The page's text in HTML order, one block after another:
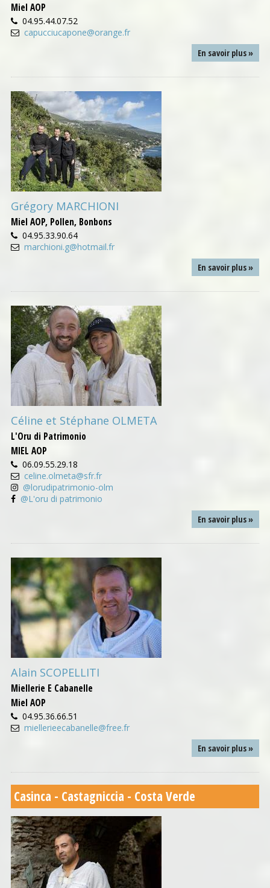
Miel AOP
04.95.44.07.52
capucciucapone@orange.fr
En savoir plus »
Grégory MARCHIONI
Miel AOP, Pollen, Bonbons
04.95.33.90.64
marchioni.g@hotmail.fr
En savoir plus »
Céline et Stéphane OLMETA
L'Oru di Patrimonio
MIEL AOP
06.09.55.29.18
celine.olmeta@sfr.fr
@lorudipatrimonio-olm
@L'oru di patrimonio
En savoir plus »
Alain SCOPELLITI
Miellerie E Cabanelle
Miel AOP
04.95.36.66.51
miellerieecabanelle@free.fr
En savoir plus »
Casinca - Castagniccia - Costa Verde